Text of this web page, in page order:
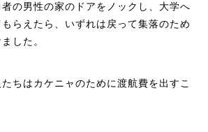
の男性の家のドアをノックし、大学へ
らえたら、いずれは戻って集落のため
した。
ちはカケニャのために渡航費を出すこ